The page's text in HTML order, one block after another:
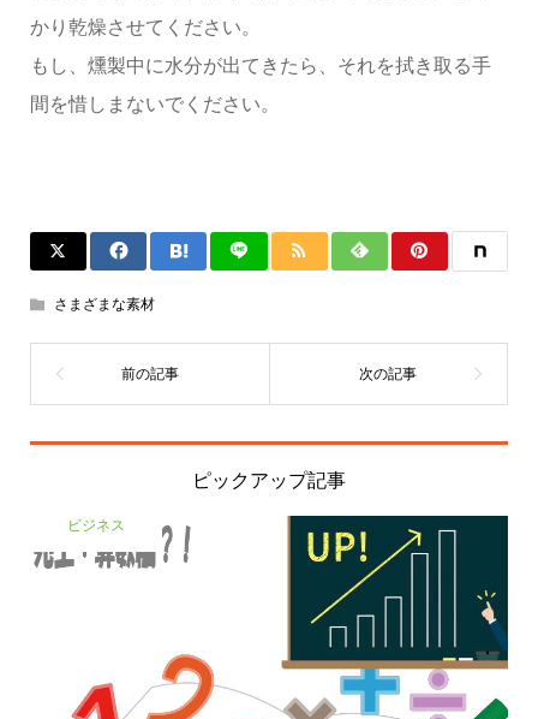
かり乾燥させてください。
もし、燻製中に水分が出てきたら、それを拭き取る手
間を惜しまないでください。
さまざまな素材
ピックアップ記事
ビジネス